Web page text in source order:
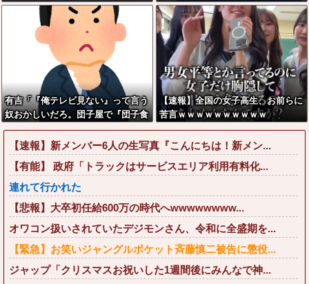
ない｡悪影響は計り知れない｣←これ
w w w w w w w w w
有吉「『俺テレビ見ない』って言う
奴おかしいだろ。団子屋で『団子食
べない』って言うか？」
【速報】全国の女子高生、お前らに
苦言ｗｗｗｗｗｗｗｗｗｗ
【速報】新メンバー6人の生写真『こんにちは！新メン...
【有能】 政府「トラックはサービスエリア利用有料化...
連れて行かれた
【悲報】大卒初任給600万の時代へwwwwwwww...
オワコン扱いされていたデジモンさん、令和に全盛期を...
【緊急】お笑いジャングルポケット斉藤慎二被告に懲役...
ジャップ「クリスマスお祝いした1週間後にみんなで神...